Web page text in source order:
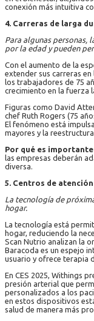
conexión más intuitiva
4. Carreras de larga
Para algunas personas,
por la edad y pueden
Con el aumento de la
extender sus carreras en
los trabajadores de 75
crecimiento en la fuerza
Figuras como David
chef Ruth Rogers (75
El fenómeno está
mayores y la
Por qué es
las empresas deberán
diversa.
5. Centros de
La tecnología de
hogar.
La tecnología está
hogar, reduciendo la
Scan Nutrio analizan la
Baracoda es un espejo
usuario y ofrece terapia
En CES 2025, Withings
presión arterial que
personalizados a los
en estos dispositivos
salud de manera más